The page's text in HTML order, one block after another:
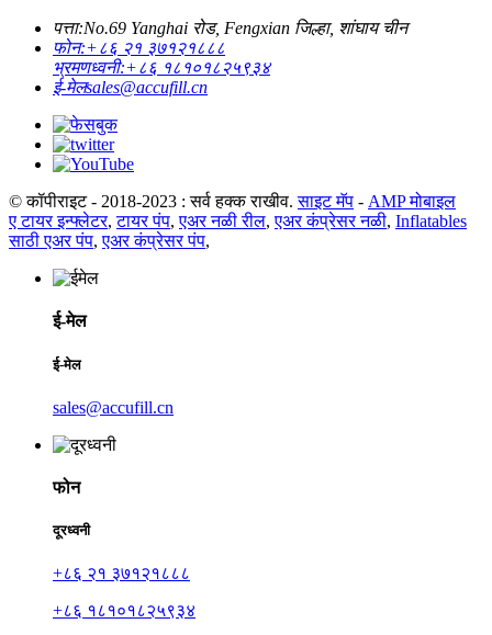
पत्ता:No.69 Yanghai रोड, Fengxian जिल्हा, शांघाय चीन
फोन:+८६ २१ ३७१२१८८८
भ्रमणध्वनी:+८६ १८१०१८२५९३४
ई-मेलsales@accufill.cn
© कॉपीराइट - 2018-2023 : सर्व हक्क राखीव. साइट मॅप - AMP मोबाइल
ए टायर इन्फ्लेटर,टायर पंप,एअर नळी रील,एअर कंप्रेसर नळी, Inflatables
साठी एअर पंप,एअर कंप्रेसर पंप,
ई-मेल
ई-मेल
sales@accufill.cn
फोन
दूरध्वनी
+८६ २१ ३७१२१८८८
+८६ १८१०१८२५९३४